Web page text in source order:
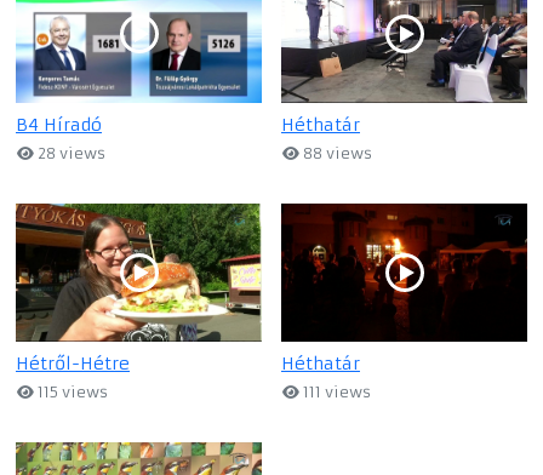
B4 Híradó
28 views
Héthatár
88 views
Hétről-Hétre
115 views
Héthatár
111 views